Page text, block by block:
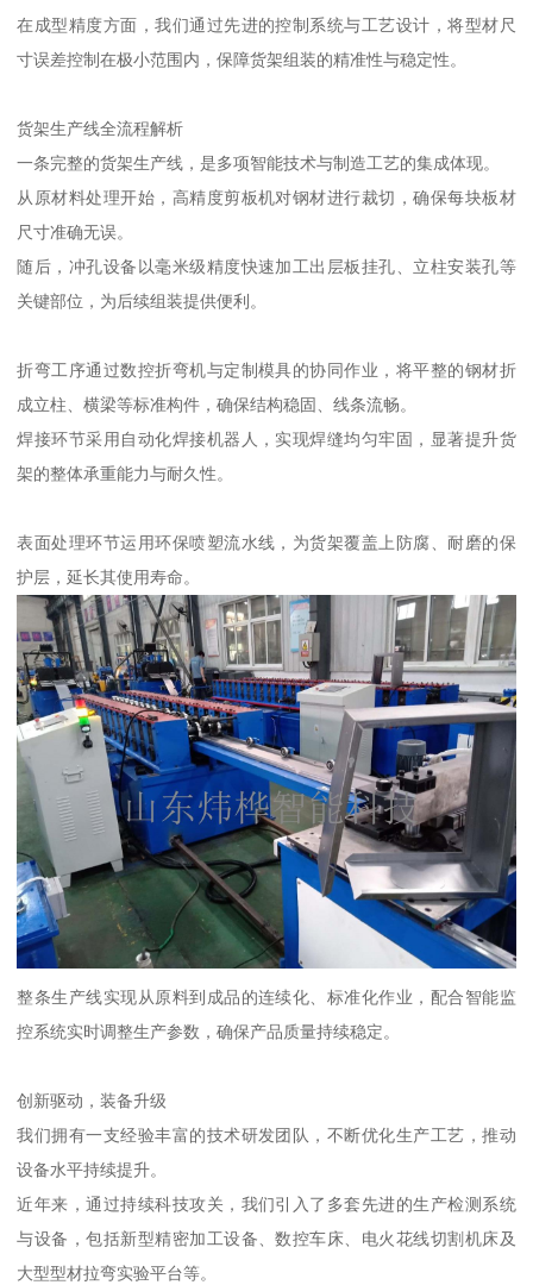
在成型精度方面，我们通过先进的控制系统与工艺设计，将型材尺
寸误差控制在极小范围内，保障货架组装的精准性与稳定性。
货架生产线全流程解析
一条完整的货架生产线，是多项智能技术与制造工艺的集成体现。
从原材料处理开始，高精度剪板机对钢材进行裁切，确保每块板材
尺寸准确无误。
随后，冲孔设备以毫米级精度快速加工出层板挂孔、立柱安装孔等
关键部位，为后续组装提供便利。
折弯工序通过数控折弯机与定制模具的协同作业，将平整的钢材折
成立柱、横梁等标准构件，确保结构稳固、线条流畅。
焊接环节采用自动化焊接机器人，实现焊缝均匀牢固，显著提升货
架的整体承重能力与耐久性。
表面处理环节运用环保喷塑流水线，为货架覆盖上防腐、耐磨的保
护层，延长其使用寿命。
整条生产线实现从原料到成品的连续化、标准化作业，配合智能监
控系统实时调整生产参数，确保产品质量持续稳定。
创新驱动，装备升级
我们拥有一支经验丰富的技术研发团队，不断优化生产工艺，推动
设备水平持续提升。
近年来，通过持续科技攻关，我们引入了多套先进的生产检测系统
与设备，包括新型精密加工设备、数控车床、电火花线切割机床及
大型型材拉弯实验平台等。